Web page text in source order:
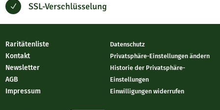
N SSL-Verschlüsselung
Raritätenliste
Kontakt
Newsletter
AGB
Impressum
Datenschutz
Privatsphäre-Einstellungen ändern
Historie der Privatsphäre-
Einstellungen
Einwilligungen widerrufen